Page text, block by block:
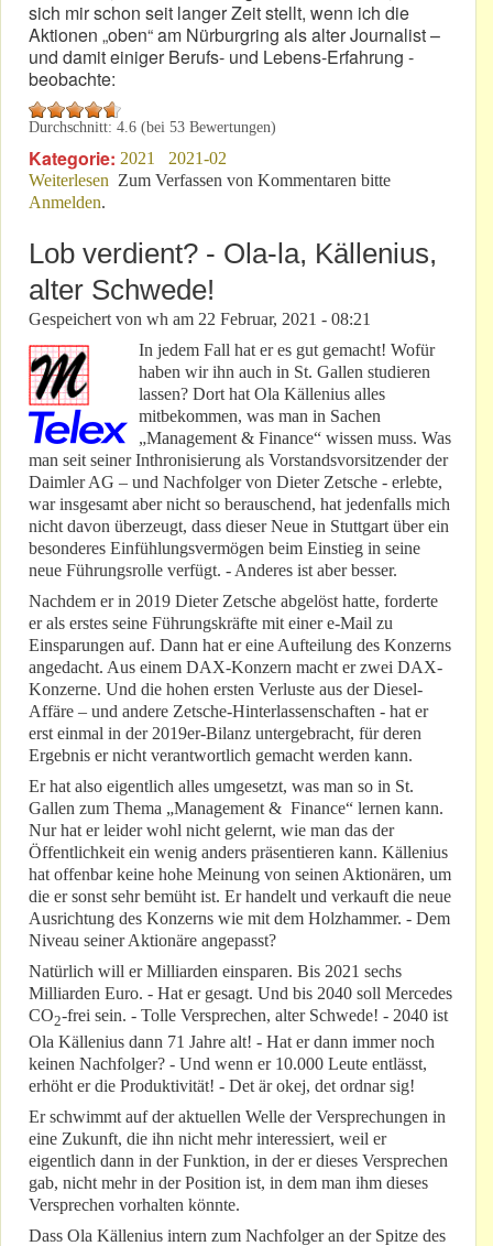
sich mir schon seit langer Zeit stellt, wenn ich die
Aktionen „oben“ am Nürburgring als alter Journalist –
und damit einiger Berufs- und Lebens-Erfahrung -
beobachte:
Durchschnitt: 4.6 (bei 53 Bewertungen)
Kategorie: 2021
2021-02
Weiterlesen über Frage: Gibt es einen Kindergarten am
Zum Verfassen von Kommentaren bitte
Anmelden.
Lob verdient? - Ola-la, Källenius,
alter Schwede!
Gespeichert von wh am 22 Februar, 2021 - 08:21
In jedem Fall hat er es gut gemacht! Wofür
haben wir ihn auch in St. Gallen studieren
lassen? Dort hat Ola Källenius alles
mitbekommen, was man in Sachen
„Management & Finance“ wissen muss. Was
man seit seiner Inthronisierung als Vorstandsvorsitzender der
Daimler AG – und Nachfolger von Dieter Zetsche - erlebte,
war insgesamt aber nicht so berauschend, hat jedenfalls mich
nicht davon überzeugt, dass dieser Neue in Stuttgart über ein
besonderes Einfühlungsvermögen beim Einstieg in seine
neue Führungsrolle verfügt. - Anderes ist aber besser.
Nachdem er in 2019 Dieter Zetsche abgelöst hatte, forderte
er als erstes seine Führungskräfte mit einer e-Mail zu
Einsparungen auf. Dann hat er eine Aufteilung des Konzerns
angedacht. Aus einem DAX-Konzern macht er zwei DAX-
Konzerne. Und die hohen ersten Verluste aus der Diesel-
Affäre – und andere Zetsche-Hinterlassenschaften - hat er
erst einmal in der 2019er-Bilanz untergebracht, für deren
Ergebnis er nicht verantwortlich gemacht werden kann.
Er hat also eigentlich alles umgesetzt, was man so in St.
Gallen zum Thema „Management & Finance“ lernen kann.
Nur hat er leider wohl nicht gelernt, wie man das der
Öffentlichkeit ein wenig anders präsentieren kann. Källenius
hat offenbar keine hohe Meinung von seinen Aktionären, um
die er sonst sehr bemüht ist. Er handelt und verkauft die neue
Ausrichtung des Konzerns wie mit dem Holzhammer. - Dem
Niveau seiner Aktionäre angepasst?
Natürlich will er Milliarden einsparen. Bis 2021 sechs
Milliarden Euro. - Hat er gesagt. Und bis 2040 soll Mercedes
CO2-frei sein. - Tolle Versprechen, alter Schwede! - 2040 ist
Ola Källenius dann 71 Jahre alt! - Hat er dann immer noch
keinen Nachfolger? - Und wenn er 10.000 Leute entlässt,
erhöht er die Produktivität! - Det är okej, det ordnar sig!
Er schwimmt auf der aktuellen Welle der Versprechungen in
eine Zukunft, die ihn nicht mehr interessiert, weil er
eigentlich dann in der Funktion, in der er dieses Versprechen
gab, nicht mehr in der Position ist, in dem man ihm dieses
Versprechen vorhalten könnte.
Dass Ola Källenius intern zum Nachfolger an der Spitze des